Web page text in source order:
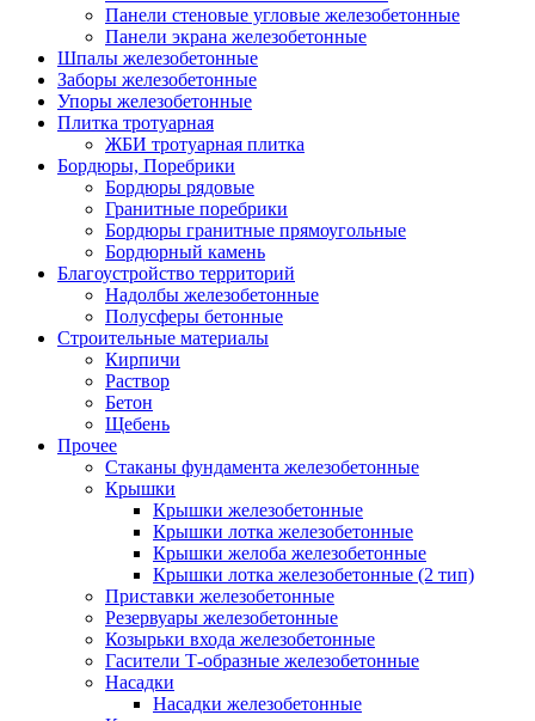
Панели стеновые угловые железобетонные
Панели экрана железобетонные
Шпалы железобетонные
Заборы железобетонные
Упоры железобетонные
Плитка тротуарная
ЖБИ тротуарная плитка
Бордюры, Поребрики
Бордюры рядовые
Гранитные поребрики
Бордюры гранитные прямоугольные
Бордюрный камень
Благоустройство территорий
Надолбы железобетонные
Полусферы бетонные
Строительные материалы
Кирпичи
Раствор
Бетон
Щебень
Прочее
Стаканы фундамента железобетонные
Крышки
Крышки железобетонные
Крышки лотка железобетонные
Крышки желоба железобетонные
Крышки лотка железобетонные (2 тип)
Приставки железобетонные
Резервуары железобетонные
Козырьки входа железобетонные
Гасители Т-образные железобетонные
Насадки
Насадки железобетонные